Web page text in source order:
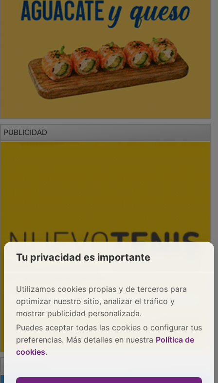
PUBLICIDAD
Tu privacidad es importante
Utilizamos cookies propias y de terceros para
optimizar nuestro sitio, analizar el tráfico y
mostrar publicidad personalizada.
Puedes aceptar todas las cookies o configurar tus
preferencias. Más detalles en nuestra Política de
cookies.